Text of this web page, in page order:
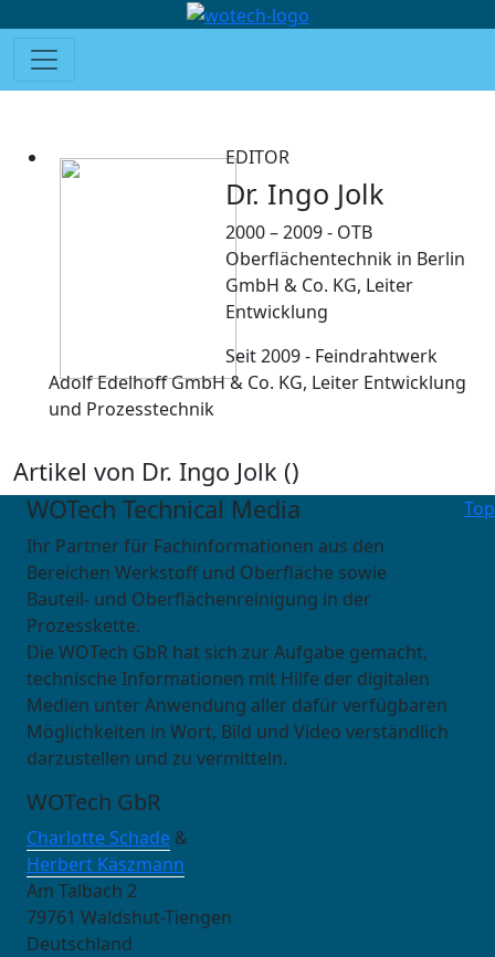
EDITOR
Dr. Ingo Jolk
2000 – 2009 - OTB
Oberflächentechnik in Berlin
GmbH & Co. KG, Leiter
Entwicklung
Seit 2009 - Feindrahtwerk
Adolf Edelhoff GmbH & Co. KG, Leiter Entwicklung
und Prozesstechnik
Artikel von Dr. Ingo Jolk ()
Top
WOTech Technical Media
Ihr Partner für Fachinformationen aus den
Bereichen Werkstoff und Oberfläche sowie
Bauteil- und Oberflächenreinigung in der
Prozesskette.
Die WOTech GbR hat sich zur Aufgabe gemacht,
technische Informationen mit Hilfe der digitalen
Medien unter Anwendung aller dafür verfügbaren
Möglichkeiten in Wort, Bild und Video verständlich
darzustellen und zu vermitteln.
WOTech GbR
Charlotte Schade &
Herbert Käszmann
Am Talbach 2
79761 Waldshut-Tiengen
Deutschland